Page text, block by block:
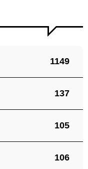
1149
137
105
106